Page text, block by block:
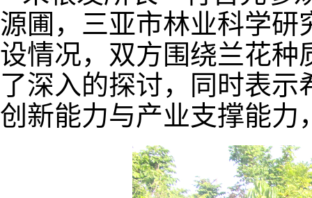
源圃，三亚市林业科学
设情况，双方围绕兰花
了深入的探讨，同时表
创新能力与产业支撑能力